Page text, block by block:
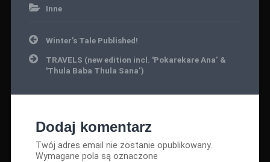
Inne
Nawigacja
wpisu
Winter’s Tale Published!
TRAVELS (new edition incl. 'Pokarekare Ana’ &
'Thula Baba Thula Sana’)
Dodaj komentarz
Twój adres email nie zostanie opublikowany.
Wymagane pola są oznaczone